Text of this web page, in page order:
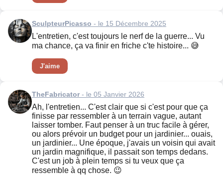
SculpteurPicasso - le 15 Décembre 2025
L'entretien, c'est toujours le nerf de la guerre... Vu
ma chance, ça va finir en friche c'te histoire... 😅
J'aime
TheFabricator- le 05 Janvier 2026
Ah, l'entretien... C'est clair que si c'est pour que ça
finisse par ressembler à un terrain vague, autant
laisser tomber. Faut penser à un truc facile à gérer,
ou alors prévoir un budget pour un jardinier... ouais,
un jardinier... Une époque, j'avais un voisin qui avait
un jardin magnifique, il passait son temps dedans.
C'est un job à plein temps si tu veux que ça
ressemble à qq chose. 😉